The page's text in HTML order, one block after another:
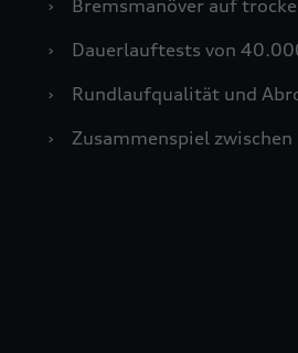
›
Bremsmanöver auf
›
Dauerlauftests von
›
Rundlaufqualität und
›
Zusammenspiel zwischen